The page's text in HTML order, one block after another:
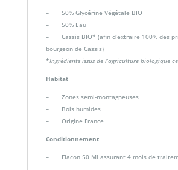
– 50% Glycérine Végétale BIO
– 50% Eau
– Cassis BIO* (afin d’extraire 100% des
bourgeon de Cassis)
*Ingrédients issus de l’agriculture biologique
Habitat
– Zones semi-montagneuses
– Bois humides
– Origine France
Conditionnement
– Flacon 50 Ml assurant 4 mois de